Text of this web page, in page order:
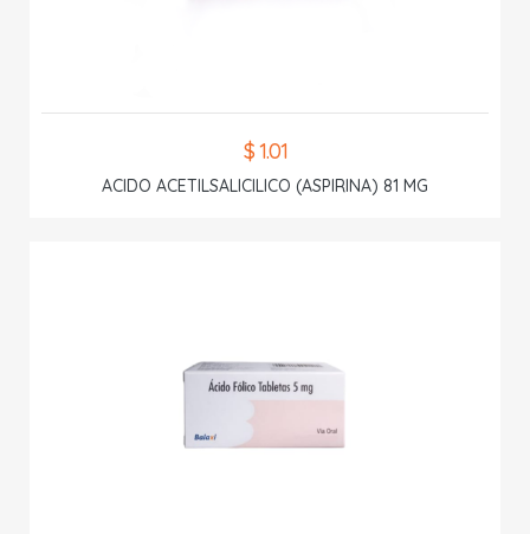
$ 1.01
ACIDO ACETILSALICILICO (ASPIRINA) 81 MG